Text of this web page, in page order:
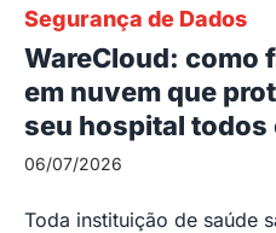
Segurança de Dados
WareCloud: como
em nuvem que
seu hospital todos
06/07/2026
Toda instituição de saúde